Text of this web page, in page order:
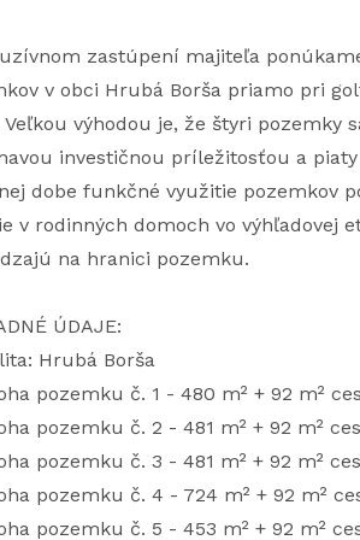
zastúpení majiteľa
v obci Hrubá Borša priamo pri
Veľkou výhodou je, že štyri pozemky
investičnou príležitosťou a
dobe funkčné využitie pozemkov
v rodinných domoch vo výhľadovej
na hranici pozemku.
ÚDAJE:
Hrubá Borša
pozemku č. 1 - 480 m² + 92 m²
pozemku č. 2 - 481 m² + 92 m²
pozemku č. 3 - 481 m² + 92 m²
pozemku č. 4 - 724 m² + 92 m²
pozemku č. 5 - 453 m² + 92 m²